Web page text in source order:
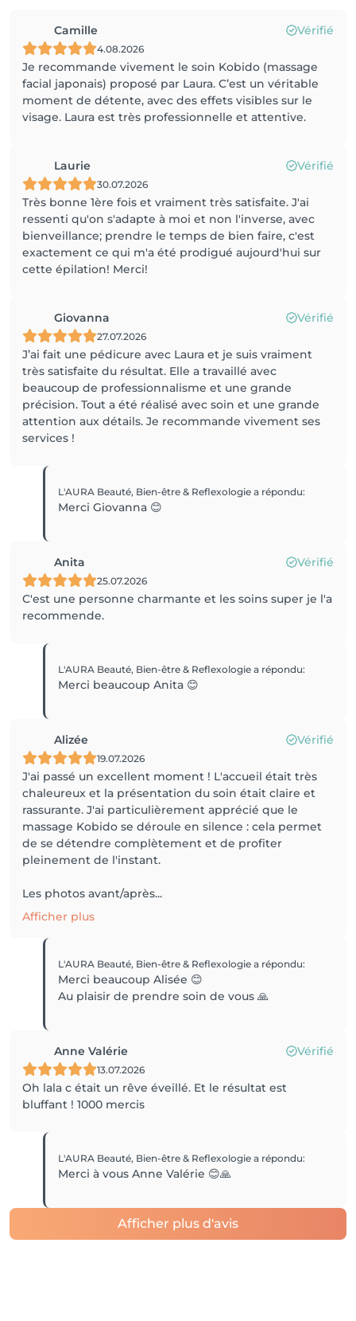
Camille Vérifié
4.08.2026
Je recommande vivement le soin Kobido (massage
facial japonais) proposé par Laura. C’est un véritable
moment de détente, avec des effets visibles sur le
visage. Laura est très professionnelle et attentive.
Laurie Vérifié
30.07.2026
Très bonne 1ère fois et vraiment très satisfaite. J'ai
ressenti qu'on s'adapte à moi et non l'inverse, avec
bienveillance; prendre le temps de bien faire, c'est
exactement ce qui m'a été prodigué aujourd'hui sur
cette épilation! Merci!
Giovanna Vérifié
27.07.2026
J’ai fait une pédicure avec Laura et je suis vraiment
très satisfaite du résultat. Elle a travaillé avec
beaucoup de professionnalisme et une grande
précision. Tout a été réalisé avec soin et une grande
attention aux détails. Je recommande vivement ses
services !
L'AURA Beauté, Bien-être & Reflexologiea répondu:
Merci Giovanna 😊
Anita Vérifié
25.07.2026
C'est une personne charmante et les soins super je l'a
recommende.
L'AURA Beauté, Bien-être & Reflexologiea répondu:
Merci beaucoup Anita 😊
Alizée Vérifié
19.07.2026
J'ai passé un excellent moment ! L'accueil était très
chaleureux et la présentation du soin était claire et
rassurante. J'ai particulièrement apprécié que le
massage Kobido se déroule en silence : cela permet
de se détendre complètement et de profiter
pleinement de l'instant.
Les photos avant/après...
Afficher plus
L'AURA Beauté, Bien-être & Reflexologiea répondu:
Merci beaucoup Alisée 😊
Au plaisir de prendre soin de vous 🙏
Anne Valérie Vérifié
13.07.2026
Oh lala c était un rêve éveillé. Et le résultat est
bluffant ! 1000 mercis
L'AURA Beauté, Bien-être & Reflexologiea répondu:
Merci à vous Anne Valérie 😊🙏
Afficher plus d'avis